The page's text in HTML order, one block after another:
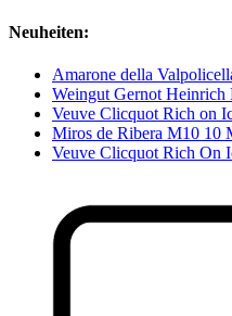
Neuheiten:
Amarone della
Weingut Gernot Heinrich
Veuve Clicquot Rich on
Miros de Ribera M10 10
Veuve Clicquot Rich On